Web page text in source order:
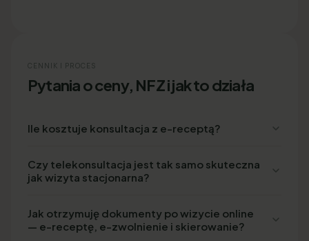
CENNIK I PROCES
Pytania o ceny, NFZ i jak to działa
Ile kosztuje konsultacja z e-receptą?
Czy telekonsultacja jest tak samo skuteczna
jak wizyta stacjonarna?
Jak otrzymuję dokumenty po wizycie online
— e-receptę, e-zwolnienie i skierowanie?